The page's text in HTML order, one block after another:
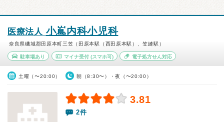
医療法人 小嶌内科小児科
奈良県磯城郡田原本町三笠（田原本駅（西田原本駅）、笠縫駅）
駐車場あり マイナ受付(スマホ可) 電子処方せん対応
土曜（〜20:00） 朝（8:30〜）・夜（〜20:00）
3.81
2件